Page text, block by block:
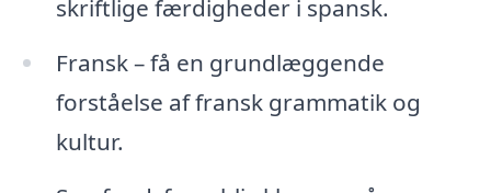
skriftlige færdigheder i spansk.
Fransk – få en grundlæggende
forståelse af fransk grammatik og
kultur.